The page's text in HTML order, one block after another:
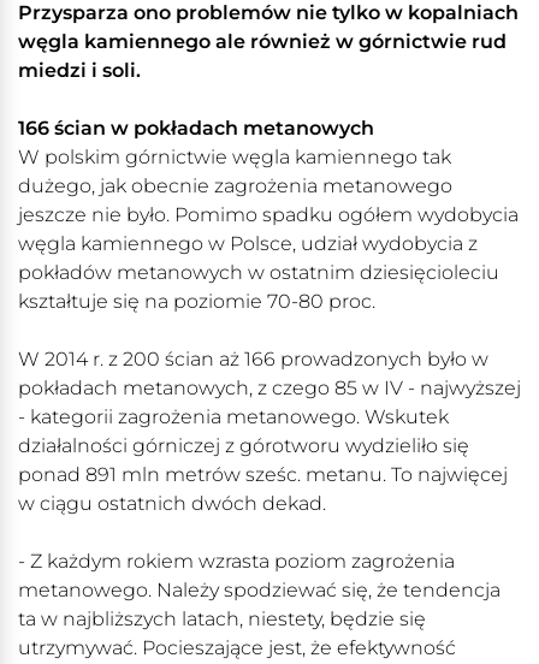
Przysparza ono problemów nie tylko w kopalniach
węgla kamiennego ale również w górnictwie rud
miedzi i soli.
166 ścian w pokładach metanowych
W polskim górnictwie węgla kamiennego tak
dużego, jak obecnie zagrożenia metanowego
jeszcze nie było. Pomimo spadku ogółem wydobycia
węgla kamiennego w Polsce, udział wydobycia z
pokładów metanowych w ostatnim dziesięcioleciu
kształtuje się na poziomie 70-80 proc.
W 2014 r. z 200 ścian aż 166 prowadzonych było w
pokładach metanowych, z czego 85 w IV - najwyższej
- kategorii zagrożenia metanowego. Wskutek
działalności górniczej z górotworu wydzieliło się
ponad 891 mln metrów sześc. metanu. To najwięcej
w ciągu ostatnich dwóch dekad.
- Z każdym rokiem wzrasta poziom zagrożenia
metanowego. Należy spodziewać się, że tendencja
ta w najbliższych latach, niestety, będzie się
utrzymywać. Pocieszające jest, że efektywność